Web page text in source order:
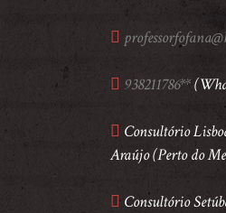
938211786**
Consultório
Araújo (Perto do
Consultório